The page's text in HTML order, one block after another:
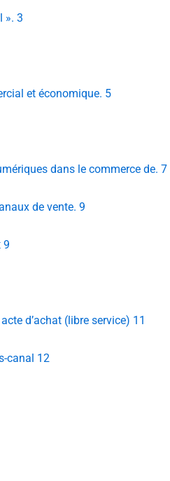
». 3
et économique. 5
dans le commerce de. 7
de vente. 9
9
d’achat (libre service) 11
canal 12